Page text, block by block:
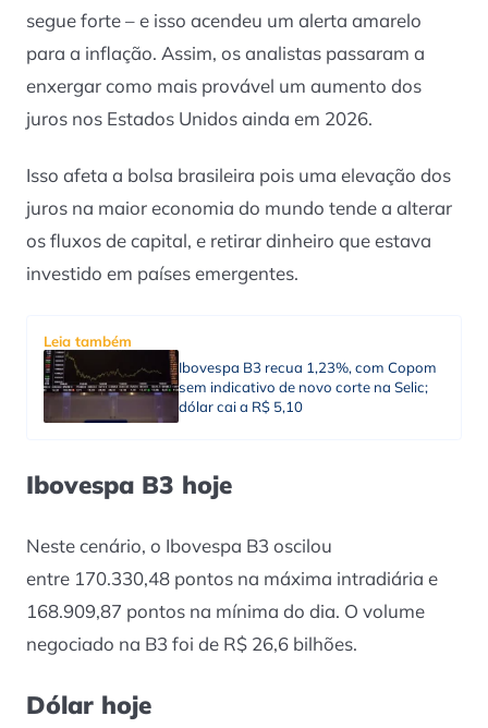
segue forte – e isso acendeu um alerta amarelo
para a inflação. Assim, os analistas passaram a
enxergar como mais provável um aumento dos
juros nos Estados Unidos ainda em 2026.
Isso afeta a bolsa brasileira pois uma elevação dos
juros na maior economia do mundo tende a alterar
os fluxos de capital, e retirar dinheiro que estava
investido em países emergentes.
Leia também
Ibovespa B3 recua 1,23%, com Copom
sem indicativo de novo corte na Selic;
dólar cai a R$ 5,10
Ibovespa B3 hoje
Neste cenário, o Ibovespa B3 oscilou
entre 170.330,48 pontos na máxima intradiária e
168.909,87 pontos na mínima do dia. O volume
negociado na B3 foi de R$ 26,6 bilhões.
Dólar hoje